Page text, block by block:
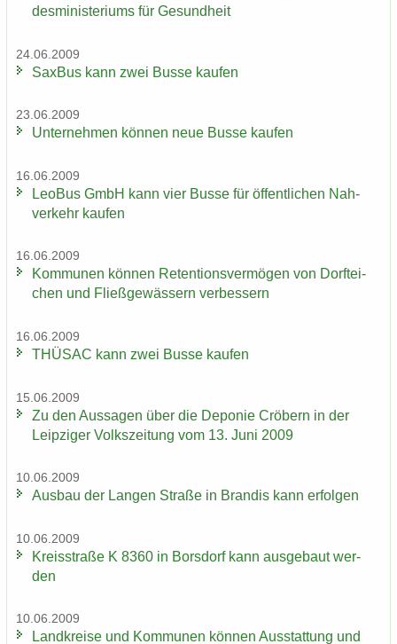
des­mi­nis­te­ri­ums für Ge­sund­heit
24.06.2009
Sax­Bus kann zwei Busse kau­fen
23.06.2009
Un­ter­neh­men kön­nen neue Busse kau­fen
16.06.2009
LeoBus GmbH kann vier Busse für öf­fent­li­chen Nah­
ver­kehr kau­fen
16.06.2009
Kom­mu­nen kön­nen Re­ten­ti­ons­ver­mö­gen von Dorf­tei­
chen und Fließ­ge­wäs­sern ver­bes­sern
16.06.2009
THÜ­SAC kann zwei Busse kau­fen
15.06.2009
Zu den Aus­sa­gen über die De­po­nie Crö­bern in der
Leip­zi­ger Volks­zei­tung vom 13. Juni 2009
10.06.2009
Aus­bau der Lan­gen Stra­ße in Bran­dis kann er­fol­gen
10.06.2009
Kreis­stra­ße K 8360 in Bors­dorf kann aus­ge­baut wer­
den
10.06.2009
Land­krei­se und Kom­mu­nen kön­nen Aus­stat­tung und